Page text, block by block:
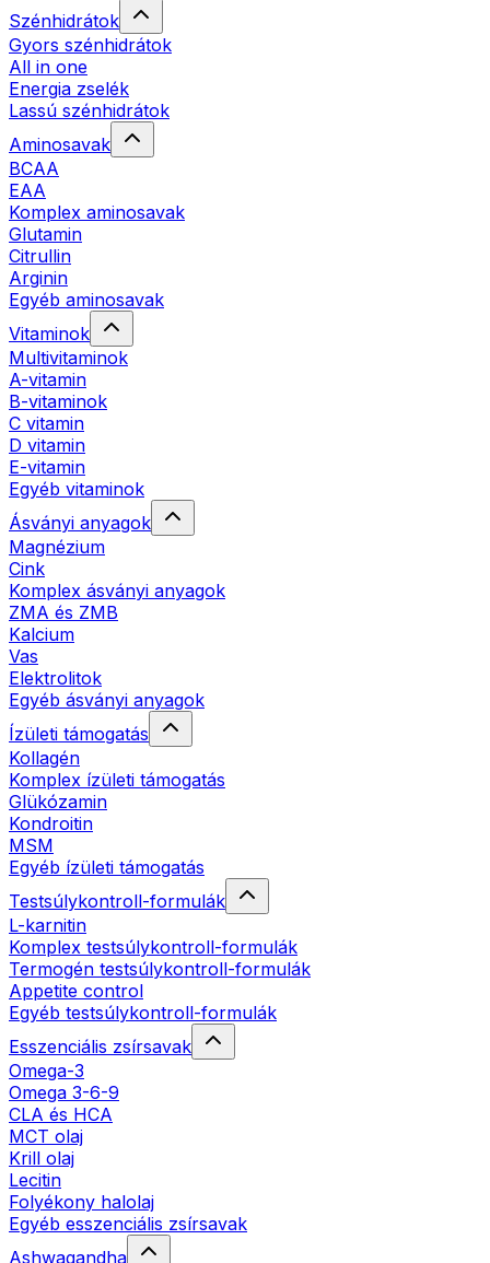
Szénhidrátok
Gyors szénhidrátok
All in one
Energia zselék
Lassú szénhidrátok
Aminosavak
BCAA
EAA
Komplex aminosavak
Glutamin
Citrullin
Arginin
Egyéb aminosavak
Vitaminok
Multivitaminok
A-vitamin
B-vitaminok
C vitamin
D vitamin
E-vitamin
Egyéb vitaminok
Ásványi anyagok
Magnézium
Cink
Komplex ásványi anyagok
ZMA és ZMB
Kalcium
Vas
Elektrolitok
Egyéb ásványi anyagok
Ízületi támogatás
Kollagén
Komplex ízületi támogatás
Glükózamin
Kondroitin
MSM
Egyéb ízületi támogatás
Testsúlykontroll-formulák
L-karnitin
Komplex testsúlykontroll-formulák
Termogén testsúlykontroll-formulák
Appetite control
Egyéb testsúlykontroll-formulák
Esszenciális zsírsavak
Omega-3
Omega 3-6-9
CLA és HCA
MCT olaj
Krill olaj
Lecitin
Folyékony halolaj
Egyéb esszenciális zsírsavak
Ashwagandha